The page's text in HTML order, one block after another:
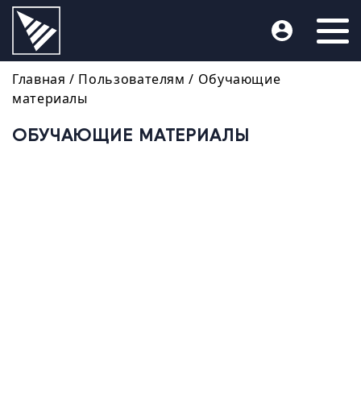
Главная / Пользователям / Обучающие
материалы
ОБУЧАЮЩИЕ МАТЕРИАЛЫ